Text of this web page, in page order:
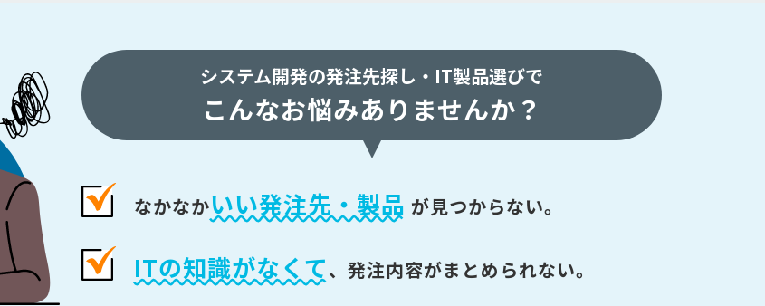
システム開発の発注先探し・ IT製品選びで
こんなお悩みありませんか？
なかなかいい発注先・製品 が見つからない。
ITの知識がなくて、 発注内容がまとめられない。